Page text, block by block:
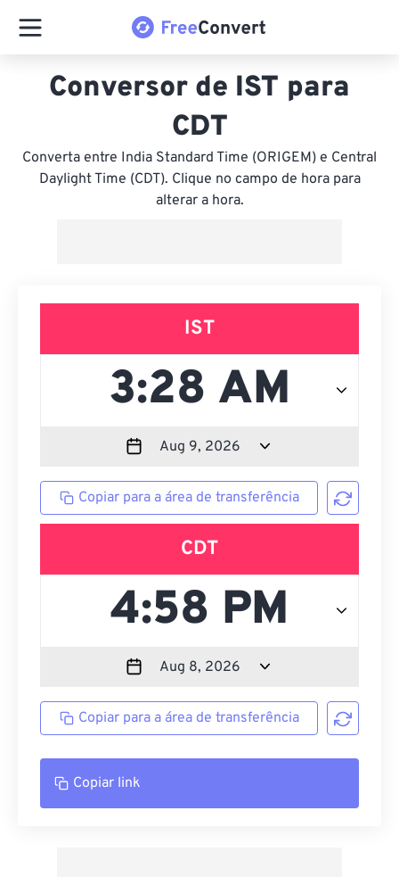
Conversor de IST para
CDT
Converta entre India Standard Time (ORIGEM) e Central
Daylight Time (CDT). Clique no campo de hora para
alterar a hora.
IST
Copiar para a área de transferência
CDT
Copiar para a área de transferência
Copiar link